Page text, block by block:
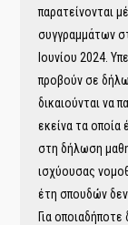
παρατείνονται
συγγραμμάτων
Ιουνίου 2024.
προβούν σε
δικαιούνται να
εκείνα τα οποία
στη δήλωση
ισχύουσας
έτη σπουδών δεν
Για